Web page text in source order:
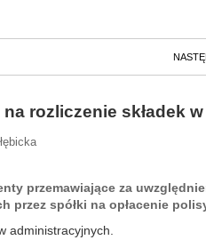
rozliczenie składek
przemawiające za
przez spółki na opłacenie
administracyjnych.